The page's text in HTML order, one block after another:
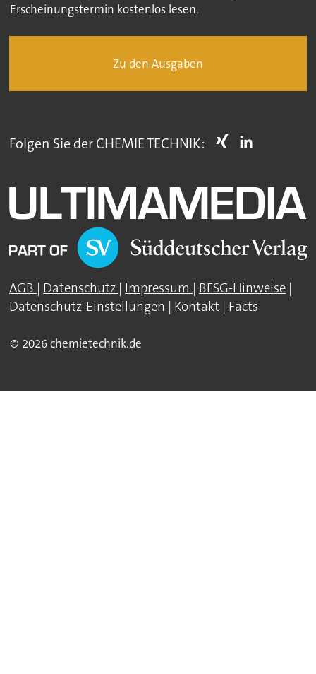
Erscheinungstermin kostenlos lesen.
Zu den Ausgaben
Folgen Sie der CHEMIE TECHNIK:
AGB Datenschutz Impressum BFSG-Hinweise
Datenschutz-Einstellungen
Kontakt Facts
© 2026 chemietechnik.de